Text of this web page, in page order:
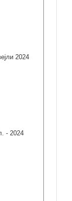
2024
- 2024